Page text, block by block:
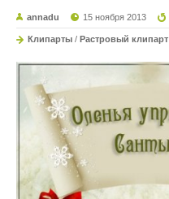
annadu 15 ноября 2013
Клипарты / Растровый клипарт